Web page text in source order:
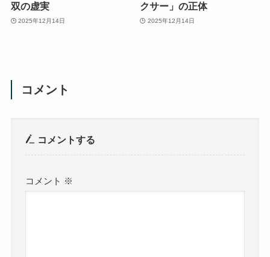
双の虚実
2025年12月14日
クサー」の正体
2025年12月14日
コメント
コメントする
コメント ※